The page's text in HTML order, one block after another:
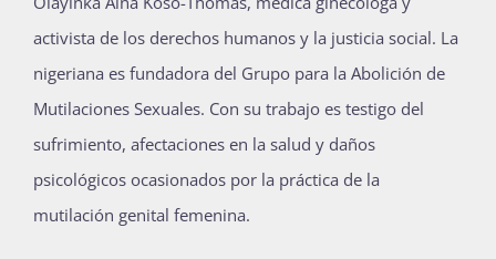
activista de los derechos humanos y la justicia social. La
nigeriana es fundadora del Grupo para la Abolición de
Mutilaciones Sexuales. Con su trabajo es testigo del
sufrimiento, afectaciones en la salud y daños
psicológicos ocasionados por la práctica de la
mutilación genital femenina.